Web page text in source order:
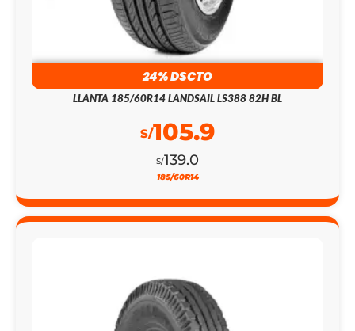
24% DSCTO
LLANTA 185/60R14 LANDSAIL LS388 82H BL
S/139.0
S/105.9
185/60R14